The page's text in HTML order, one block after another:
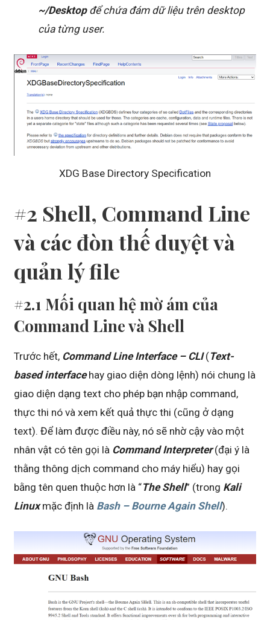
~/Desktopđể chứa đám dữ liệu trên desktop
của từng user.
XDG Base Directory Specification
#2 Shell, Command Line
và các đòn thế duyệt và
quản lý file
#2.1 Mối quan hệ mờ ám của
Command Line và Shell
Trước hết, Command Line Interface – CLI(Text-
based interfacehay giao diện dòng lệnh) nói chung là
giao diện dạng text cho phép bạn nhập command,
thực thi nó và xem kết quả thực thi (cũng ở dạng
text). Để làm được điều này, nó sẽ nhờ cậy vào một
nhân vật có tên gọi là Command Interpreter(đại ý là
thằng thông dịch command cho máy hiểu) hay gọi
bằng tên quen thuộc hơn là “The Shell” (trong Kali
Linuxmặc định là Bash – Bourne Again Shell).